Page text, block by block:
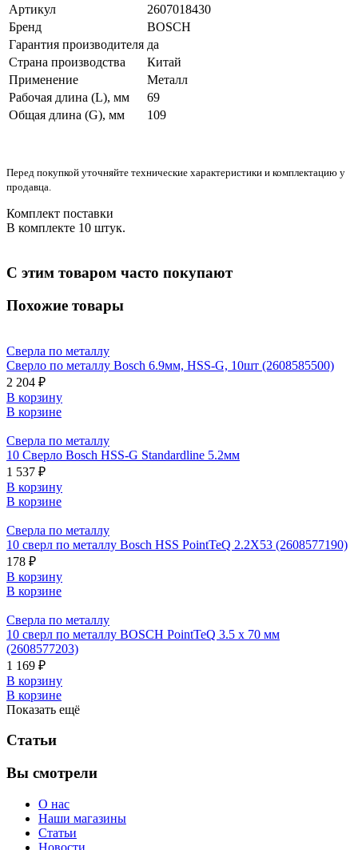
Артикул
2607018430
Бренд
BOSCH
Гарантия производителя да
Страна производства
Китай
Применение
Металл
Рабочая длина (L), мм
69
Общая длина (G), мм
109
Перед покупкой уточняйте технические характеристики и комплектацию у
продавца.
Комплект поставки
В комплекте 10 штук.
С этим товаром часто покупают
Похожие товары
Сверла по металлу
Сверло по металлу Bosch 6.9мм, HSS-G, 10шт (2608585500)
2 204 ₽
В корзину
В корзине
Сверла по металлу
10 Сверло Bosch HSS-G Standardline 5.2мм
1 537 ₽
В корзину
В корзине
Сверла по металлу
10 сверл по металлу Bosch HSS PointTeQ 2.2Х53 (2608577190)
178 ₽
В корзину
В корзине
Сверла по металлу
10 сверл по металлу BOSCH PointTeQ 3.5 x 70 мм
(2608577203)
1 169 ₽
В корзину
В корзине
Показать ещё
Статьи
Вы смотрели
О нас
Наши магазины
Статьи
Новости